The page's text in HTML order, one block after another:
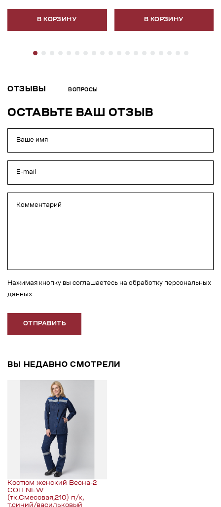
В КОРЗИНУ В КОРЗИНУ
ОТЗЫВЫ ВОПРОСЫ
ОСТАВЬТЕ ВАШ ОТЗЫВ
Нажимая кнопку вы соглашаетесь на обработку персональных
данных
ОТПРАВИТЬ
ВЫ НЕДАВНО СМОТРЕЛИ
Костюм женский Весна-2
СОП NEW
(тк.Смесовая,210) п/к,
т.синий/васильковый